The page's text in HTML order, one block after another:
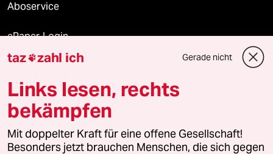
Aboservice
ePaper Login
Downloads für Abonnierende
© 2026 taz Verlags und Vertriebs GmbH
Alle Rechte vorbehalten. Bei rechtlichen Fragen oder für Genehmigungen
wenden Sie sich bitte an
lizenzen@taz.de
taz zahl ich Gerade nicht
Links lesen, rechts
bekämpfen
Mit doppelter Kraft für eine offene Gesellschaft!
Besonders jetzt brauchen Menschen, die sich gegen